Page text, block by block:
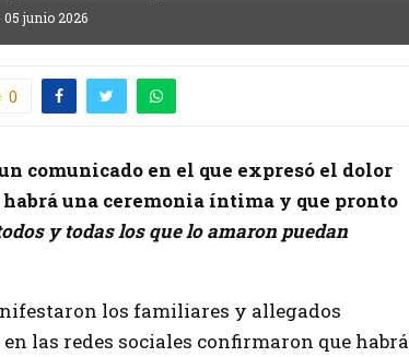
junio 2026
0
comunicado en el que expresó el dolor
una ceremonia íntima y que pronto
y todas los que lo amaron puedan
los familiares y allegados
las redes sociales confirmaron que habrá